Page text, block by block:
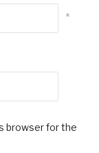
*
browser for the